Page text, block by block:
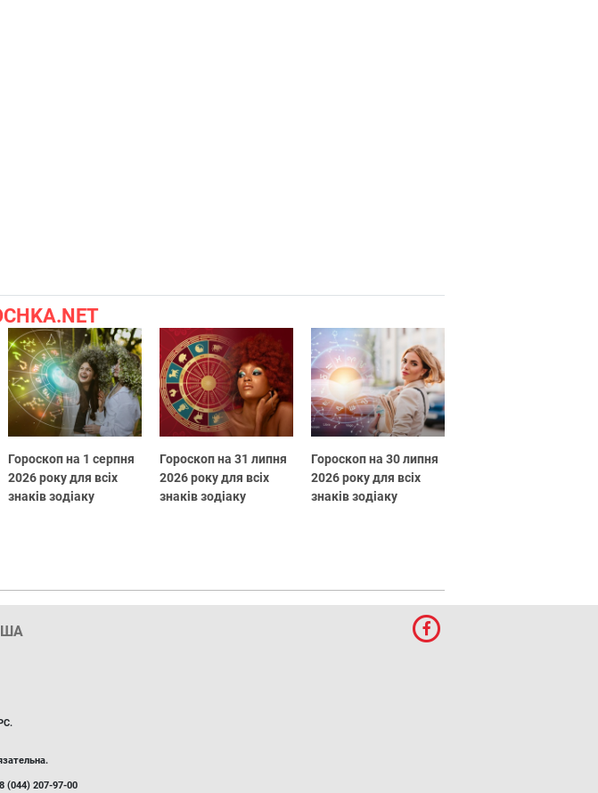
Гороскоп на 1 серпня
2026 року для всіх
знаків зодіаку
Гороскоп на 31 липня
2026 року для всіх
знаків зодіаку
Гороскоп на 30 липня
2026 року для всіх
знаків зодіаку
(044) 207-97-00